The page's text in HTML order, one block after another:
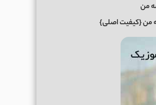
من
من{کیفیت اصلی}